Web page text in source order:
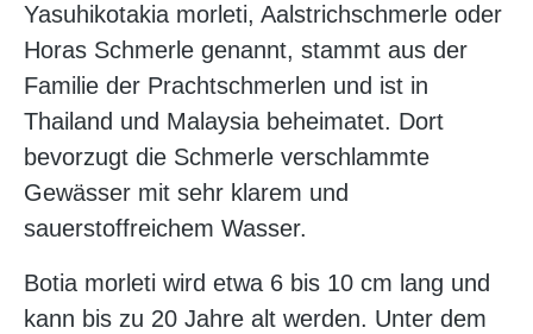
Yasuhikotakia morleti, Aalstrichschmerle oder
Horas Schmerle genannt, stammt aus der
Familie der Prachtschmerlen und ist in
Thailand und Malaysia beheimatet. Dort
bevorzugt die Schmerle verschlammte
Gewässer mit sehr klarem und
sauerstoffreichem Wasser.
Botia morleti wird etwa 6 bis 10 cm lang und
kann bis zu 20 Jahre alt werden. Unter dem